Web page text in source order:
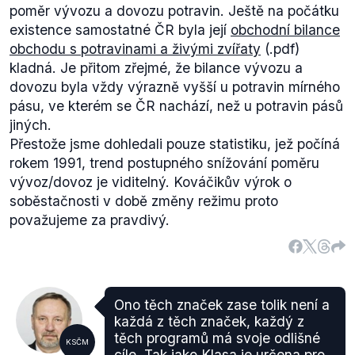
poměr vývozu a dovozu potravin. Ještě na počátku
existence samostatné ČR byla její obchodní bilance
obchodu s potravinami a živými zvířaty (.pdf)
kladná. Je přitom zřejmé, že bilance vývozu a
dovozu byla vždy výrazně vyšší u potravin mírného
pásu, ve kterém se ČR nachází, než u potravin pásů
jiných.
Přestože jsme dohledali pouze statistiku, jež počíná
rokem 1991, trend postupného snížování poměru
vývoz/dovoz je viditelný. Kováčikův výrok o
soběstačnosti v době změny režimu proto
považujeme za pravdivý.
KSČM
Ono těch značek zase tolik není a
každá z těch značek, každý z
těch programů má svoje odlišné